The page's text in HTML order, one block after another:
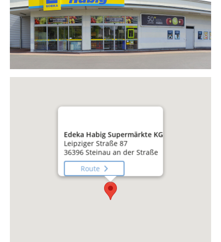
Edeka Habig Supermärkte KG
Leipziger Straße 87
36396 Steinau an der Straße
Route